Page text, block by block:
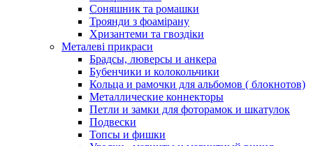
Соняшник та ромашки
Троянди з фоамірану
Хризантеми та гвоздіки
Металеві прикраси
Брадсы, люверсы и анкера
Бубенчики и колокольчики
Кольца и рамочки для альбомов ( блокнотов)
Металлические коннекторы
Петли и замки для фоторамок и шкатулок
Подвески
Топсы и фишки